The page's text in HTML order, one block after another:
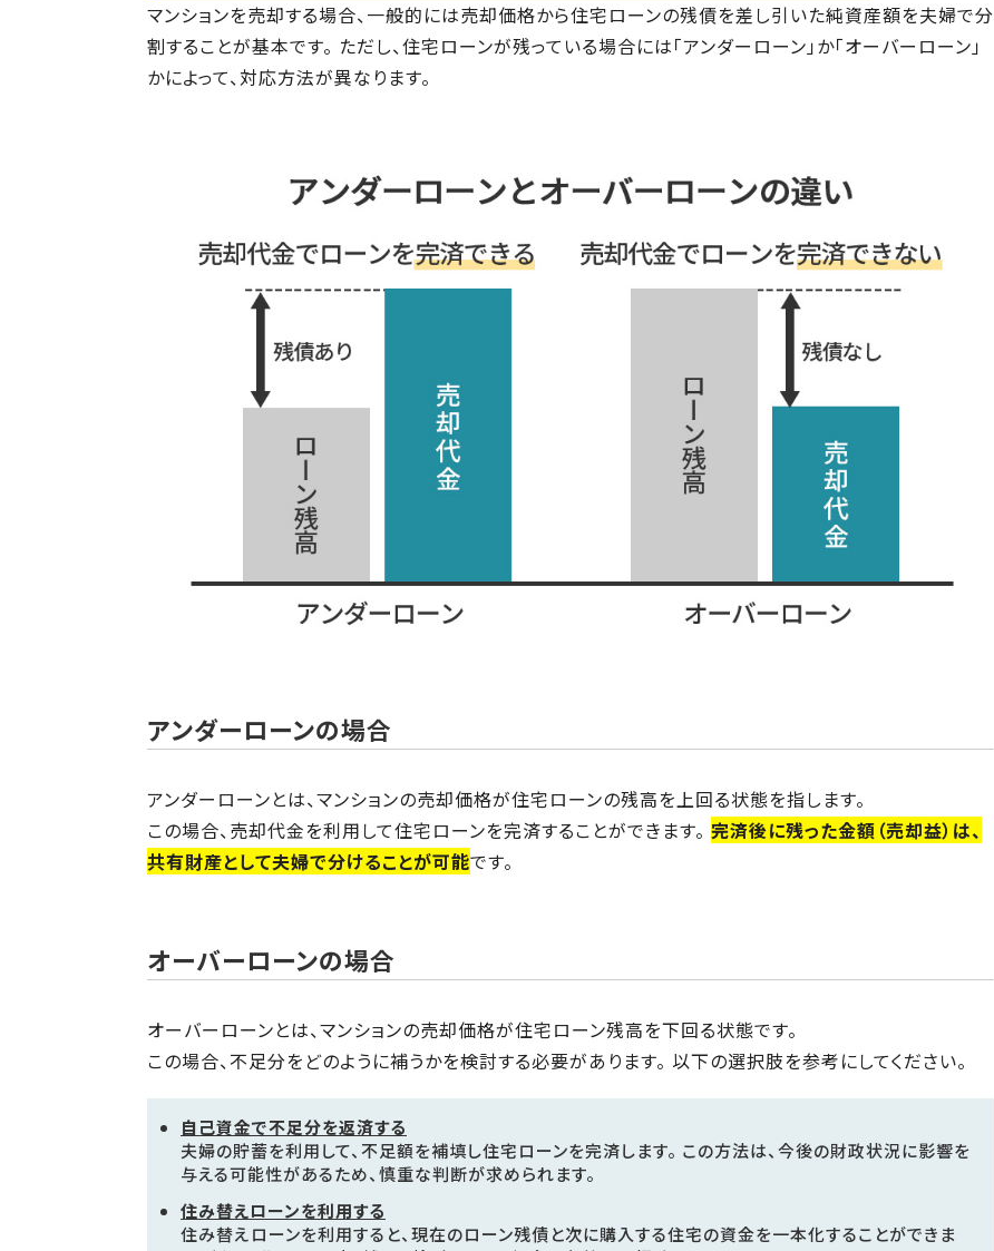
マンションを売却する場合、一般的には売却価格から住宅ローンの残債を差し引いた純資産額を夫婦で分
割することが基本です。 ただし、住宅ローンが残っている場合には「アンダーローン」か「オーバーローン」
かによって、対応方法が異なります。
アンダーローンの場合
アンダーローンとは、マンションの売却価格が住宅ローンの残高を上回る状態を指します。
この場合、売却代金を利用して住宅ローンを完済することができます。 完済後に残った金額（売却益）は、
共有財産として夫婦で分けることが可能です。
オーバーローンの場合
オーバーローンとは、マンションの売却価格が住宅ローン残高を下回る状態です。
この場合、不足分をどのように補うかを検討する必要があります。 以下の選択肢を参考にしてください。
自己資金で不足分を返済する
夫婦の貯蓄を利用して、不足額を補填し住宅ローンを完済します。 この方法は、今後の財政状況に影響を
与える可能性があるため、慎重な判断が求められます。
住み替えローンを利用する
住み替えローンを利用すると、現在のローン残債と次に購入する住宅の資金を一本化することができま